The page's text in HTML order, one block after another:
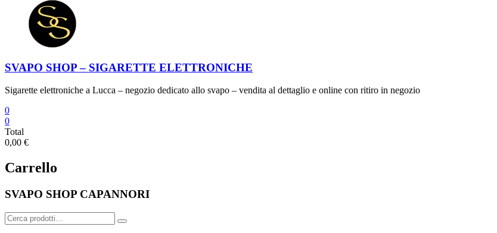
SVAPO SHOP – SIGARETTE ELETTRONICHE
Sigarette elettroniche a Lucca – negozio dedicato allo svapo – vendita al dettaglio e online con ritiro in negozio
0
0
Total
0,00 €
Carrello
SVAPO SHOP CAPANNORI
Cerca: